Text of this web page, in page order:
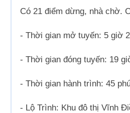
Có 21 điểm dừng, nhà chờ.
- Thời gian mở tuyến: 5 giờ
- Thời gian đóng tuyến: 19
- Thời gian hành trình: 45
- Lộ Trình: Khu đô thị Vĩnh